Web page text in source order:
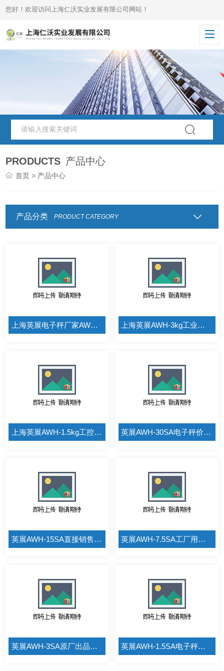
您好！欢迎访问上海仁沃实业发展有限公司网站！
PRODUCTS 产品中心
首页 > 产品中心
产品分类 PRODUCT CATEGORY
上海英展电子秤厂家AWH-6kg 上海英展AWH-3kg工业电子秤
上海英展AWH-1.5kg工控机连接电子秤 英展AWH-30SA电子秤价格是多少
英展AWH-15SA直接销售的电子秤 英展AWH-7.5SA工厂用的电子秤
英展AWH-3SA原厂出品的电子秤 英展AWH-1.5SA电子秤多少钱